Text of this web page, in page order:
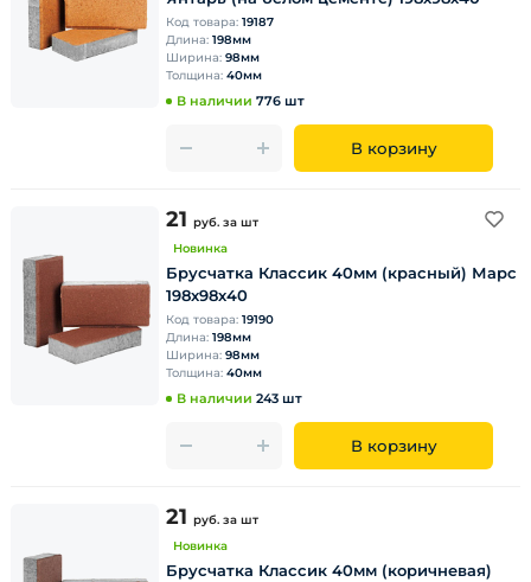
Код товара: 19187
Длина: 198мм
Ширина: 98мм
Толщина: 40мм
В наличии 776 шт
В корзину
21 руб. за шт
Новинка
Брусчатка Классик 40мм (красный) Марс
198х98х40
Код товара: 19190
Длина: 198мм
Ширина: 98мм
Толщина: 40мм
В наличии 243 шт
В корзину
21 руб. за шт
Новинка
Брусчатка Классик 40мм (коричневая)